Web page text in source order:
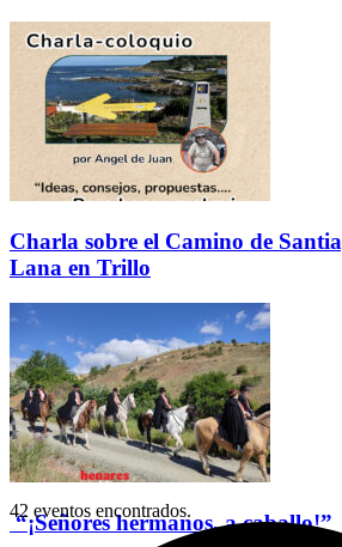
Charla sobre el Camino de
Lana en Trillo
“¡Señores hermanos, a caballo!”
42 eventos encontrados.